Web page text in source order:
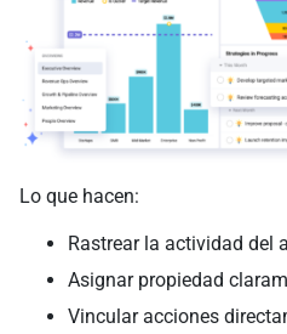
Lo que hacen:
Rastrear la actividad del
Asignar propiedad
Vincular acciones